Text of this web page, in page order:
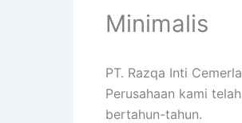
Minimalis
PT. Razqa Inti
Perusahaan kami
bertahun-tahun.